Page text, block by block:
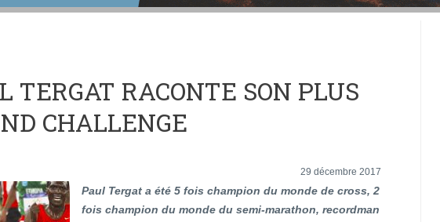
TERGAT RACONTE SON PLUS
CHALLENGE
29 décembre 2017
Paul Tergat a été 5 fois champion du monde de cross, 2
fois champion du monde du semi-marathon, recordman